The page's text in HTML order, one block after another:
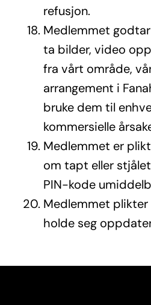
refusjon.
Medlemmet
ta bilder, video
fra vårt område,
arrangement i
bruke dem til
kommersielle
Medlemmet er
om tapt eller
PIN-kode
Medlemmet plikter
holde seg